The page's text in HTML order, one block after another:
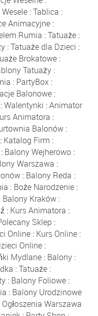
Wesele:Tablica :
Animacyjne :
Rumia :Tatuaże:
:Tatuaże dla Dzieci :
Brokatowe:
Tatuaży :
: PartyBox:
Balonowe :
:Walentynki :Animator
Animatora :
Balonów :
: Katalog Firm :
Balony Wejherowo:
Warszawa :
: Balony Reda :
: Boże Narodzenie:
: Balony Kraków :
: Kurs Animatora :
Sklep :
Online: Kurs Online:
Online :
Mydlane : Balony :
:Tatuaże:
: Balony Foliowe :
: Balony Urodzinowe
Ogłoszenia Warszawa